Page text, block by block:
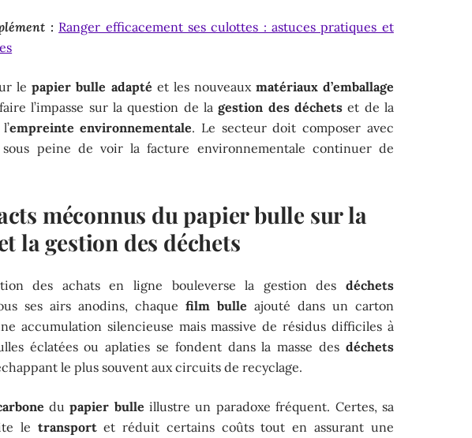
: Ranger efficacement ses culottes : astuces pratiques et
lepapier bulle adapté et les nouveaux matériaux d’emballage
l’impasse sur la question de lagestion des déchetset de la
empreinte environnementale. Le secteur doit composer avec
peine de voir la facture environnementale continuer de
méconnus du papier bulle sur la
la gestion des déchets
des achats en ligne bouleverse la gestion des déchets
ses airs anodins, chaque film bulle ajouté dans un carton
accumulation silencieuse mais massive de résidus difficiles à
éclatées ou aplaties se fondent dans la masse des déchets
le plus souvent aux circuits de recyclage.
dupapier bulle illustre un paradoxe fréquent. Certes, sa
le transportet réduit certains coûts tout en assurant une